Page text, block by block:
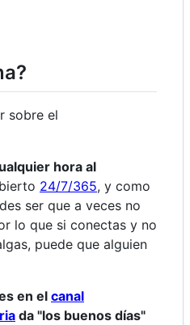
sobre el
hora al
24/7/365, y como
ser que a veces no
lo que si conectas y no
puede que alguien
en el canal
da "los buenos días"